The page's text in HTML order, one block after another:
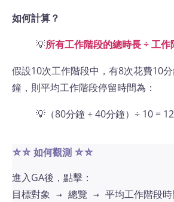
如何計算？
💡所有工作階段的總時長 ÷ 工作
假設10次工作階段中，有8次花費10
鐘，則平均工作階段停留時間為：
💡（80分鐘 + 40分鐘）÷ 10 =
⛤⛤ 如何觀測 ⛤⛤
進入GA後，點擊：
目標對象 → 總覽 → 平均工作階段時